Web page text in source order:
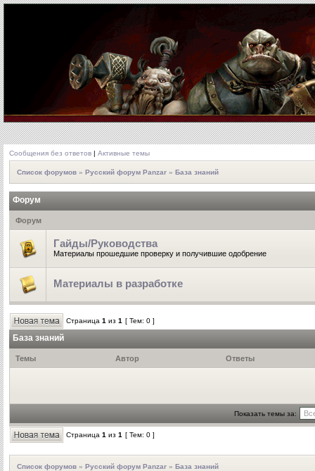
Сообщения без ответов | Активные темы
Список форумов » Русский форум Panzar » База знаний
Форум
Форум
Гайды/Руководства
Материалы прошедшие проверку и получившие одобрение
Материалы в разработке
Страница 1 из 1 [ Тем: 0 ]
База знаний
Темы Автор Ответы
Показать темы за:
Страница 1 из 1 [ Тем: 0 ]
Список форумов » Русский форум Panzar » База знаний